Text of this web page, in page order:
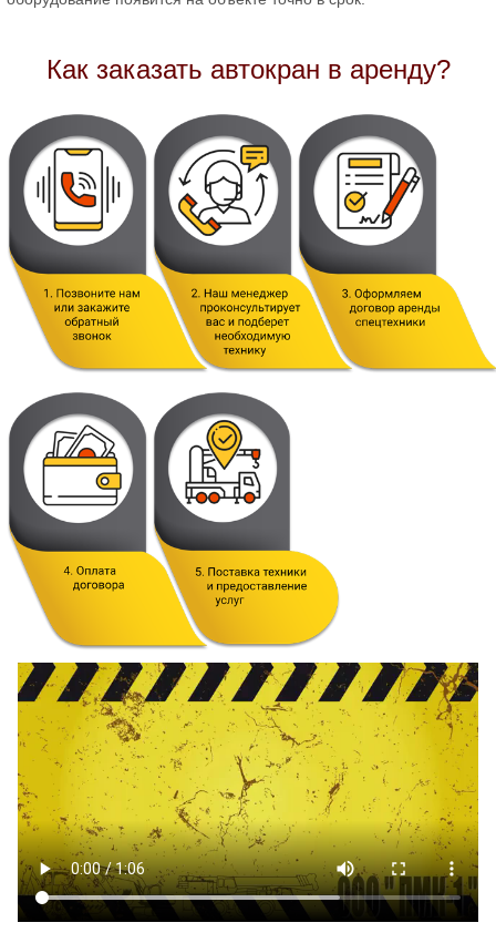
Как заказать автокран в аренду?